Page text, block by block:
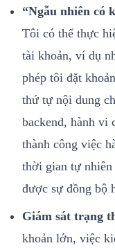
“Ngẫu nhiên có
Tôi có thể thực
tài khoản, ví dụ
phép tôi đặt
thứ tự nội dung
backend, hành vi
thành công việc
thời gian tự nhiên
được sự đồng bộ
Giám sát trạng
khoản lớn, việc